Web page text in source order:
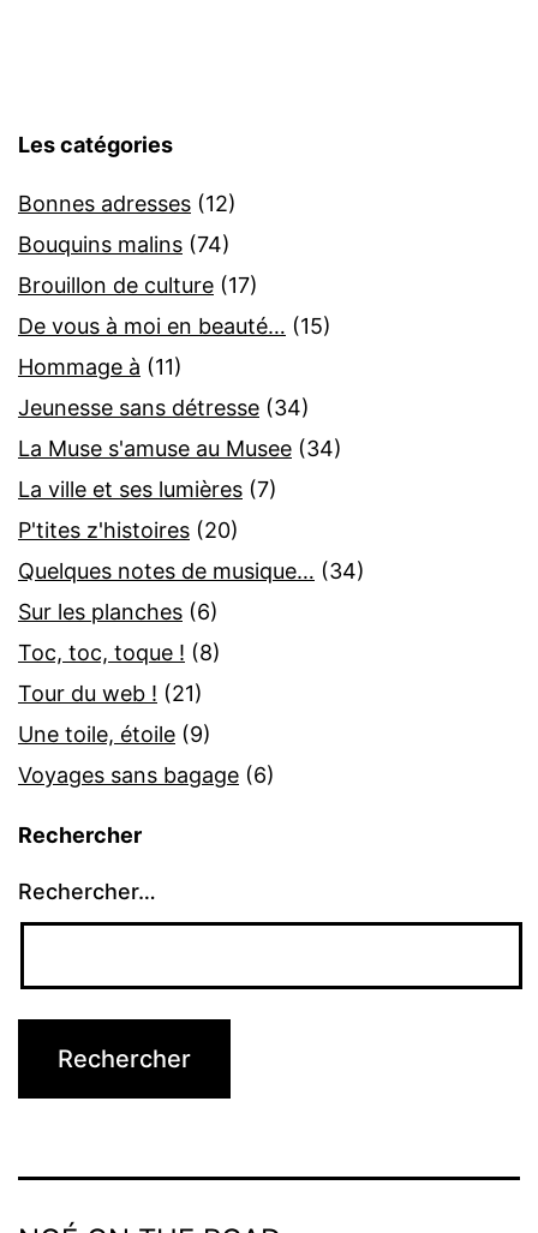
Les catégories
Bonnes adresses (12)
Bouquins malins (74)
Brouillon de culture (17)
De vous à moi en beauté… (15)
Hommage à (11)
Jeunesse sans détresse (34)
La Muse s'amuse au Musee (34)
La ville et ses lumières (7)
P'tites z'histoires (20)
Quelques notes de musique… (34)
Sur les planches (6)
Toc, toc, toque ! (8)
Tour du web ! (21)
Une toile, étoile (9)
Voyages sans bagage (6)
Rechercher
Rechercher…